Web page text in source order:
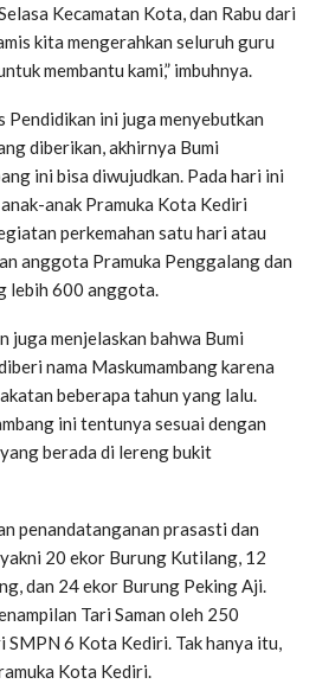
Kecamatan Kota, dan Rabu dari
kita mengerahkan seluruh guru
membantu kami,” imbuhnya.
Pendidikan ini juga menyebutkan
diberikan, akhirnya Bumi
ini bisa diwujudkan. Pada hari ini
anak Pramuka Kota Kediri
perkemahan satu hari atau
anggota Pramuka Penggalang dan
lebih 600 anggota.
juga menjelaskan bahwa Bumi
nama Maskumambang karena
beberapa tahun yang lalu.
ini tentunya sesuai dengan
berada di lereng bukit
penandatanganan prasasti dan
20 ekor Burung Kutilang, 12
dan 24 ekor Burung Peking Aji.
Tari Saman oleh 250
SMPN 6 Kota Kediri. Tak hanya itu,
Kota Kediri.